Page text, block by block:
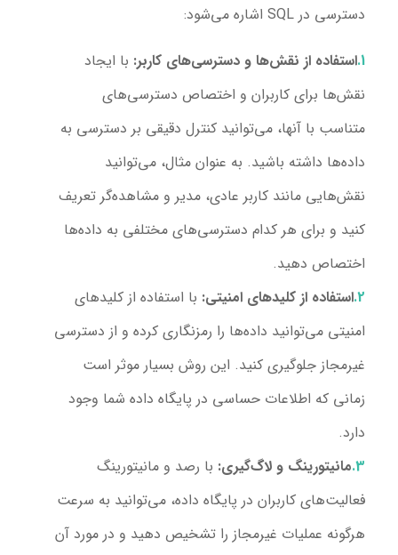
دسترسی در SQL اشاره می‌شود:
استفاده از نقش‌ها و دسترسی‌های کاربر: با ایجاد
نقش‌ها برای کاربران و اختصاص دسترسی‌های
متناسب با آنها، می‌توانید کنترل دقیقی بر دسترسی به
داده‌ها داشته باشید. به عنوان مثال، می‌توانید
نقش‌هایی مانند کاربر عادی، مدیر و مشاهده‌گر تعریف
کنید و برای هر کدام دسترسی‌های مختلفی به داده‌ها
اختصاص دهید.
استفاده از کلیدهای امنیتی: با استفاده از کلیدهای
امنیتی می‌توانید داده‌ها را رمزنگاری کرده و از دسترسی
غیرمجاز جلوگیری کنید. این روش بسیار موثر است
زمانی که اطلاعات حساسی در پایگاه داده شما وجود
دارد.
مانیتورینگ و لاگ‌گیری: با رصد و مانیتورینگ
فعالیت‌های کاربران در پایگاه داده، می‌توانید به سرعت
هرگونه عملیات غیرمجاز را تشخیص دهید و در مورد آن